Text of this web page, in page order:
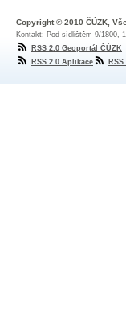
Copyright © 2010 ČÚZK,
Kontakt: Pod sídlištěm 9/1800,
RSS 2.0 Geoportál ČÚZK
RSS 2.0 Aplikace